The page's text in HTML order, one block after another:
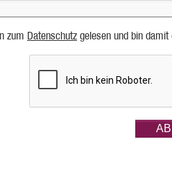
zum Datenschutz gelesen und bin